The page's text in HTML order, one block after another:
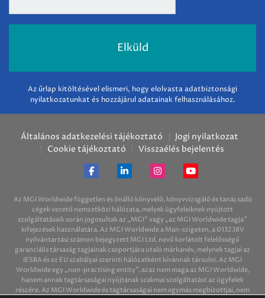
Az űrlap kitöltésével elismeri, hogy elolvasta adatbiztonsági
nyilatkozatunkat és hozzájárul adatainak felhasználásához.
Általános adatkezelési tájékoztató
Jogi nyilatkozat
Cookie tájékoztató
Visszaélés bejelentés
Az MGI Worldwide független és önálló könyvelő, könyvvizsgáló és tanácsadó
cégek vezető nemzetközi hálózata, melyek ügyfeleiknek nyújtott
szolgáltatásaik során jogosultak az „MGI” vagy „az MGI Worldwide tagja”
kifejezések használatára. Az MGI Worldwide a Man-szigeten, a 013238V
nyilvántartási számon bejegyzett MGI Ltd. nevű korlátolt felelősségű
garanciális társaság tagjainak csoportjára utaló márkanév, melynek tagjai az
IESBA és ez EU szabályai szerinti hálózatként kívánnak társulni. Az MGI
Worldwide egy „non-practising entity”, azaz nem maga az MGI Worldwide,
hanem annak tagtársaságai nyújtanak szakmai szolgáltatást az ügyfelek
részére. Az MGI Worldwide és tagtársaságai nem egymás megbízottjai, nem